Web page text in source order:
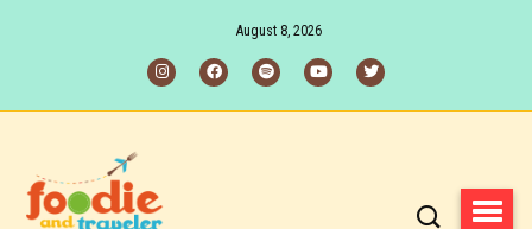
August 8, 2026